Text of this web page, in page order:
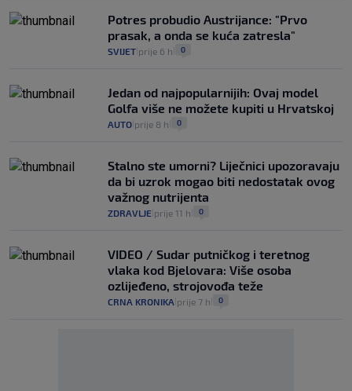
Potres probudio Austrijance: "Prvo
prasak, a onda se kuća zatresla"
SVIJET prije 6 h 0
Jedan od najpopularnijih: Ovaj model
Golfa više ne možete kupiti u Hrvatskoj
AUTO prije 8 h 0
Stalno ste umorni? Liječnici upozoravaju
da bi uzrok mogao biti nedostatak ovog
važnog nutrijenta
ZDRAVLJE prije 11 h 0
VIDEO / Sudar putničkog i teretnog
vlaka kod Bjelovara: Više osoba
ozlijeđeno, strojovođa teže
CRNA KRONIKA prije 7 h 0